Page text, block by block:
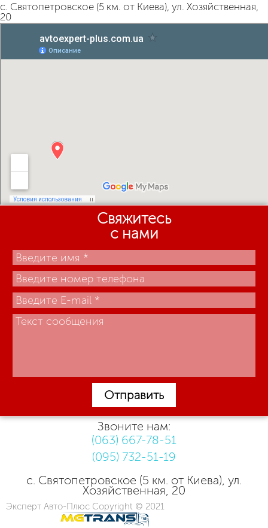
с. Святопетровское (5 км. от Киева), ул. Хозяйственная,
20
Свяжитесь
с нами
Отправить
Звоните нам:
(063) 667-78-51
(095) 732-51-19
с. Святопетровское (5 км. от Киева), ул.
Хозяйственная, 20
Эксперт Авто-Плюс Copyright © 2021